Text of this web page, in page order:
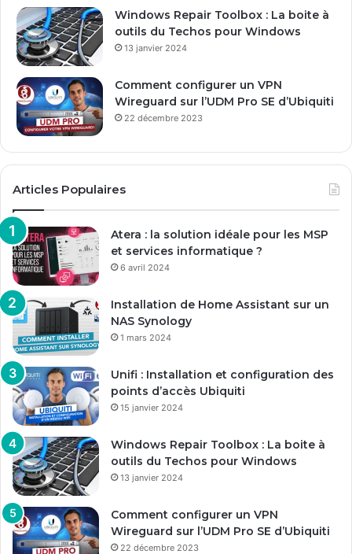
Windows Repair Toolbox : La boite à
outils du Techos pour Windows
13 janvier 2024
Comment configurer un VPN
Wireguard sur l’UDM Pro SE d’Ubiquiti
22 décembre 2023
Articles Populaires
Atera : la solution idéale pour les MSP
et services informatique ?
6 avril 2024
Installation de Home Assistant sur un
NAS Synology
1 mars 2024
Unifi : Installation et configuration des
points d’accès Ubiquiti
15 janvier 2024
Windows Repair Toolbox : La boite à
outils du Techos pour Windows
13 janvier 2024
Comment configurer un VPN
Wireguard sur l’UDM Pro SE d’Ubiquiti
22 décembre 2023